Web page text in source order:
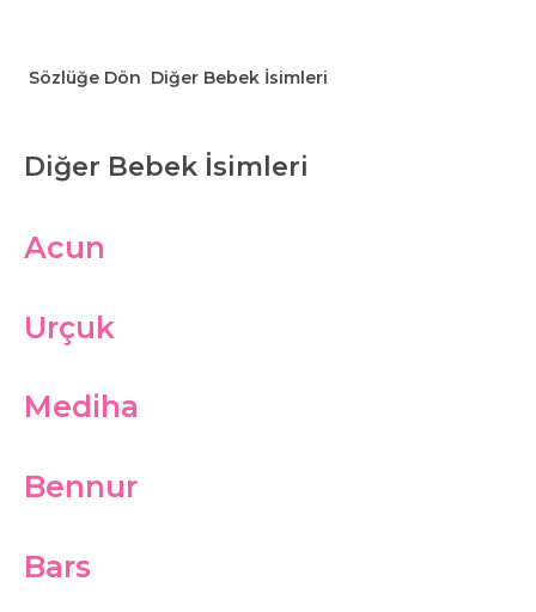
Sözlüğe Dön Diğer Bebek İsimleri
Diğer Bebek İsimleri
Acun
Urçuk
Mediha
Bennur
Bars